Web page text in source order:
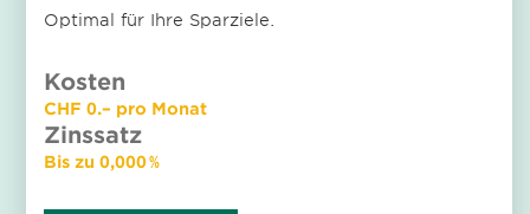
Optimal für Ihre Sparziele.
Kosten
CHF 0.– pro Monat
Zinssatz
Bis zu 0,000 %